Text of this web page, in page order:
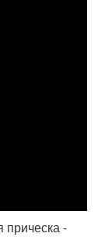
прическа -